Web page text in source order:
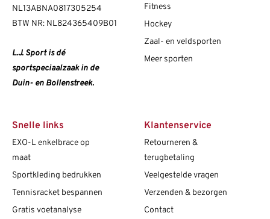
NL13ABNA0817305254
BTW NR: NL824365409B01
L.J. Sport is dé
sportspeciaalzaak in de
Duin- en Bollenstreek.
Fitness
Hockey
Zaal- en veldsporten
Meer sporten
Snelle links
EXO-L enkelbrace op
maat
Sportkleding bedrukken
Tennisracket bespannen
Gratis voetanalyse
Klantenservice
Retourneren &
terugbetaling
Veelgestelde vragen
Verzenden & bezorgen
Contact